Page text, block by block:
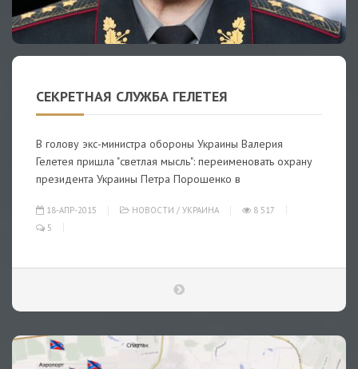
СЕКРЕТНАЯ СЛУЖБА ГЕЛЕТЕЯ
В голову экс-министра обороны Украины Валерия
Гелетея пришла "светлая мысль": переименовать охрану
президента Украины Петра Порошенко в
18-АПР-2015 НОВОСТИ / УКРАИНА
8 517
5